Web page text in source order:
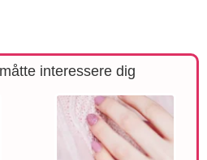
interessere dig